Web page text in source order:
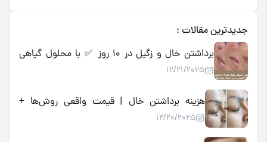
جدیدترین مقالات :
برداشتن خال و زگیل در ۱۰ روز ✅ با محلول گیاهی
اسید میوه | تضمینی، بدون درد و جراحی
12/21/2025
هزینه برداشتن خال | قیمت واقعی روش‌ها +
جایگزین خانگی کم‌هزینه
12/20/2025